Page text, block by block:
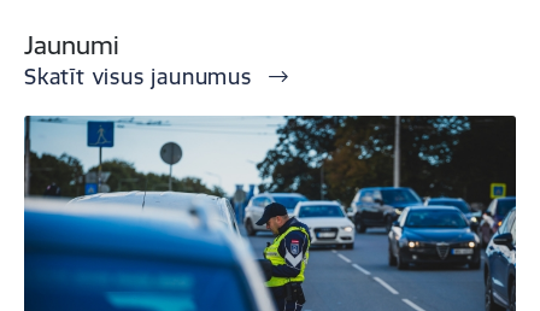
Jaunumi
Skatīt visus jaunumus